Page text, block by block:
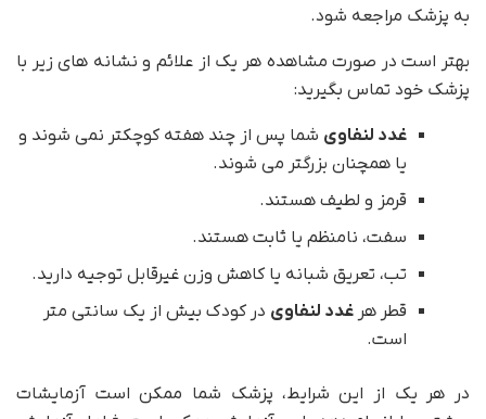
به پزشک مراجعه شود.
بهتر است در صورت مشاهده هر یک از علائم و نشانه های زیر با
پزشک خود تماس بگیرید:
غدد لنفاوی شما پس از چند هفته کوچکتر نمی شوند و
یا همچنان بزرگتر می شوند.
قرمز و لطیف هستند.
سفت، نامنظم یا ثابت هستند.
تب، تعریق شبانه یا کاهش وزن غیرقابل توجیه دارید.
قطر هرغدد لنفاوی در کودک بیش از یک سانتی متر
است.
در هر یک از این شرایط، پزشک شما ممکن است آزمایشات